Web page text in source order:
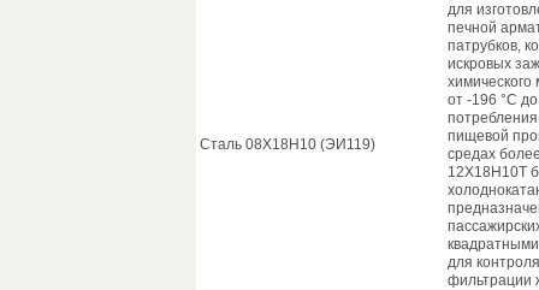
Сталь 08Х18Н10 (ЭИ119)
для
печной
патрубков,
искровых
от -196 °С
пищевой
средах
12Х18Н10Т
для
фильтрации